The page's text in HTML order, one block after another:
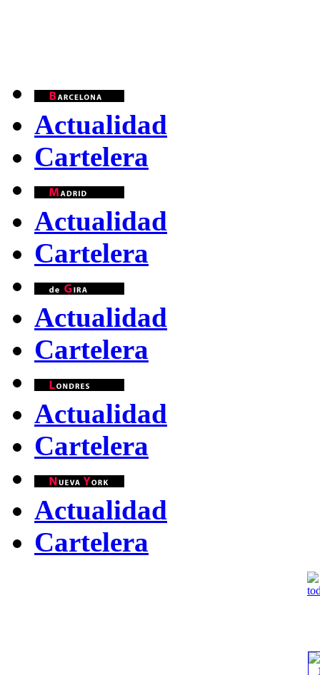
Actualidad
Cartelera
Actualidad
Cartelera
Actualidad
Cartelera
Actualidad
Cartelera
Actualidad
Cartelera